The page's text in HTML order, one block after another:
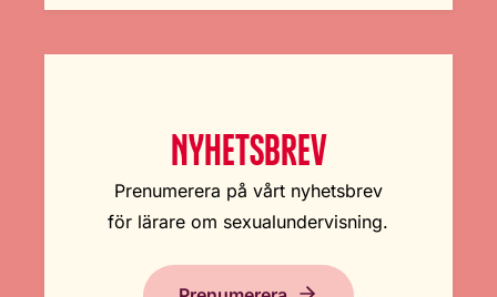
NYHETSBREV
Prenumerera på vårt nyhetsbrev
för lärare om sexualundervisning.